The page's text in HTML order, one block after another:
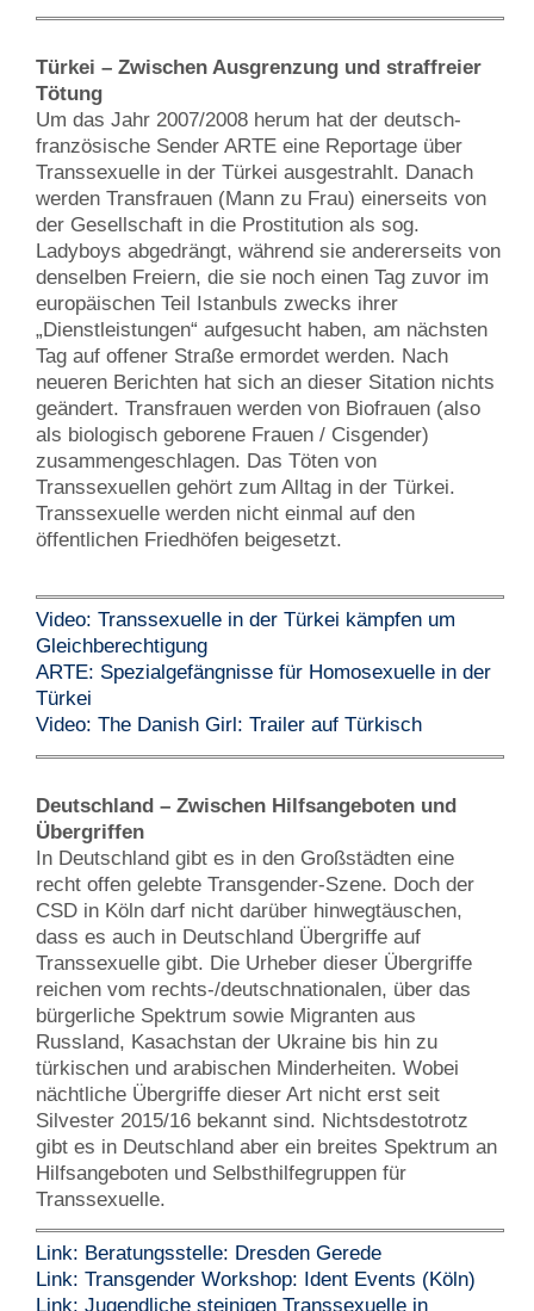
Türkei – Zwischen Ausgrenzung und straffreier
Tötung
Um das Jahr 2007/2008 herum hat der deutsch-
französische Sender ARTE eine Reportage über
Transsexuelle in der Türkei ausgestrahlt. Danach
werden Transfrauen (Mann zu Frau) einerseits von
der Gesellschaft in die Prostitution als sog.
Ladyboys abgedrängt, während sie andererseits von
denselben Freiern, die sie noch einen Tag zuvor im
europäischen Teil Istanbuls zwecks ihrer
„Dienstleistungen“ aufgesucht haben, am nächsten
Tag auf offener Straße ermordet werden. Nach
neueren Berichten hat sich an dieser Sitation nichts
geändert. Transfrauen werden von Biofrauen (also
als biologisch geborene Frauen / Cisgender)
zusammengeschlagen. Das Töten von
Transsexuellen gehört zum Alltag in der Türkei.
Transsexuelle werden nicht einmal auf den
öffentlichen Friedhöfen beigesetzt.
Video: Transsexuelle in der Türkei kämpfen um
Gleichberechtigung
ARTE: Spezialgefängnisse für Homosexuelle in der
Türkei
Video: The Danish Girl: Trailer auf Türkisch
Deutschland – Zwischen Hilfsangeboten und
Übergriffen
In Deutschland gibt es in den Großstädten eine
recht offen gelebte Transgender-Szene. Doch der
CSD in Köln darf nicht darüber hinwegtäuschen,
dass es auch in Deutschland Übergriffe auf
Transsexuelle gibt. Die Urheber dieser Übergriffe
reichen vom rechts-/deutschnationalen, über das
bürgerliche Spektrum sowie Migranten aus
Russland, Kasachstan der Ukraine bis hin zu
türkischen und arabischen Minderheiten. Wobei
nächtliche Übergriffe dieser Art nicht erst seit
Silvester 2015/16 bekannt sind. Nichtsdestotrotz
gibt es in Deutschland aber ein breites Spektrum an
Hilfsangeboten und Selbsthilfegruppen für
Transsexuelle.
Link: Beratungsstelle: Dresden Gerede
Link: Transgender Workshop: Ident Events (Köln)
Link: Jugendliche steinigen Transsexuelle in